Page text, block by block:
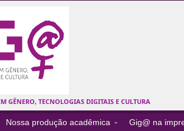
GÊNERO, TECNOLOGIAS DIGITAIS E CULTURA
Nossa produção acadêmica Gig@ na